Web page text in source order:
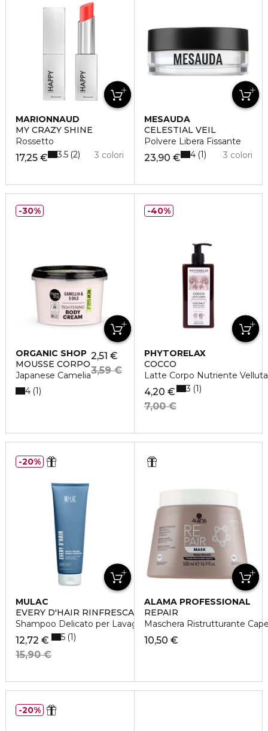
MARIONNAUD
MY CRAZY SHINE
Rossetto
17,25 € 3 colori
3.5 2
MESAUDA
CELESTIAL VEIL
Polvere Libera Fissante
23,90 € 3 colori
4 1
ORGANIC SHOP
MOUSSE CORPO
Japanese Camelia
2,51 €
3,59 €
4 1
30%
PHYTORELAX
COCCO
Latte Corpo Nutriente
4,20 €
7,00 €
3 1
40%
MULAC
EVERY D'HAIR RINFRESCA & RIEQUILIBRA
Shampoo Delicato per Lavaggi Frequenti
12,72 €
15,90 €
5 1
20%
ALAMA PROFESSIONAL
REPAIR
Maschera Ristrutturante
10,50 €
20%